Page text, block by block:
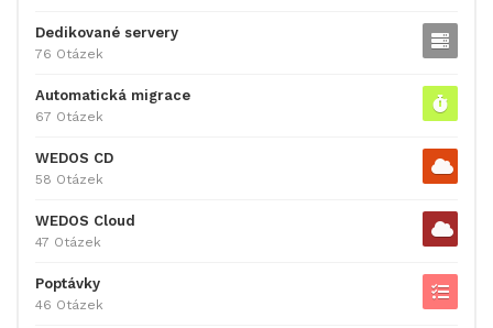
Dedikované servery
76 Otázek
Automatická migrace
67 Otázek
WEDOS CD
58 Otázek
WEDOS Cloud
47 Otázek
Poptávky
46 Otázek